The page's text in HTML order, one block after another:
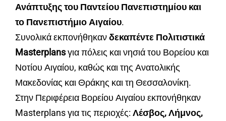
Ανάπτυξης του Παντείου Πανεπιστημίου και
το Πανεπιστήμιο Αιγαίου.
Συνολικά εκπονήθηκανδεκαπέντε Πολιτιστικά
Masterplansγια πόλεις και νησιά του Βορείου και
Νοτίου Αιγαίου, καθώς και της Ανατολικής
Μακεδονίας και Θράκης και τη Θεσσαλονίκη.
Στην Περιφέρεια Βορείου Αιγαίου εκπονήθηκαν
Masterplans για τις περιοχές: Λέσβος, Λήμνος,